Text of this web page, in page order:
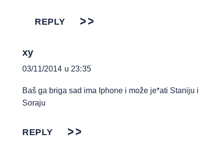
REPLY
xy
03/11/2014 u 23:35
Baš ga briga sad ima Iphone i može je*ati Staniju i
Soraju
REPLY